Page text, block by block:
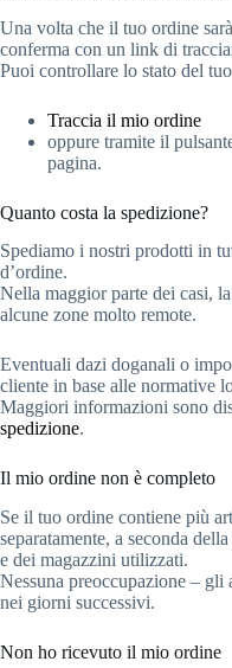
Una volta che il tuo ordine
conferma con un link di
Puoi controllare lo stato del
Traccia il mio ordine
oppure tramite il
pagina.
Quanto costa la spedizione?
Spediamo i nostri prodotti in
d’ordine.
Nella maggior parte dei casi,
alcune zone molto remote.
Eventuali dazi doganali o
cliente in base alle normative
Maggiori informazioni sono
spedizione.
Il mio ordine non è completo
Se il tuo ordine contiene più
separatamente, a seconda
e dei magazzini utilizzati.
Nessuna preoccupazione –
nei giorni successivi.
Non ho ricevuto il mio ordine